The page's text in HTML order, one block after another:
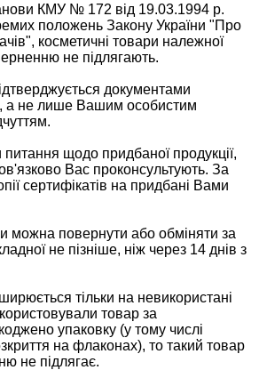
КМУ № 172 від 19.03.1994 р.
положень Закону України "Про
косметичні товари належної
не підлягають.
документами
а не лише Вашим особистим
щодо придбаної продукції,
Вас проконсультують. За
сертифікатів на придбані Вами
можна повернути або обміняти за
не пізніше, ніж через 14 днів з
тільки на невикористані
товар за
упаковку (у тому числі
на флаконах), то такий товар
не підлягає.